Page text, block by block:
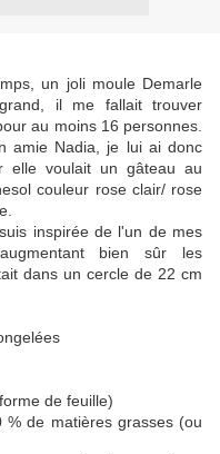
un joli moule Demarle
il me fallait trouver
au moins 16 personnes.
amie Nadia, je lui ai donc
elle voulait un gâteau au
couleur rose clair/ rose
inspirée de l'un de mes
bien sûr les
dans un cercle de 22 cm
de feuille)
de matières grasses (ou